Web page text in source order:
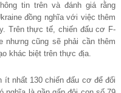
tin trên và đánh giá rằng
đồng nghĩa với việc thêm
Trên thực tế, chiến đấu cơ F-
nhưng cũng sẽ phải cần thêm
khác biệt trên thực địa.
ít nhất 130 chiến đấu cơ để đối